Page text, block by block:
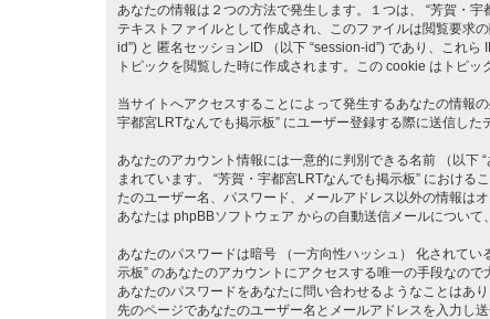
あなたの情報は２つの方法で発生します。１つは、 “芳賀・
テキストファイルとして作成され、このファイルは閲覧要求
id”) と 匿名セッションID （以下 “session-id”) であり、これ
トピックを閲覧した時に作成されます。この cookie はトピ
当サイトへアクセスすることによって発生するあなたの情報
宇都宮LRTなんでも掲示板” にユーザー登録する際に送信した
あなたのアカウント情報には一意的に判別できる名前 （以下
まれています。 “芳賀・宇都宮LRTなんでも掲示板” におけ
たのユーザー名、パスワード、メールアドレス以外の情報は
あなたは phpBBソフトウェア からの自動送信メールについて
あなたのパスワードは暗号 （一方向性ハッシュ） 化されて
示板” のあなたのアカウントにアクセスする唯一の手段なの
あなたのパスワードをあなたに問い合わせるようなことはあ
先のページであなたのユーザー名とメールアドレスを入力し